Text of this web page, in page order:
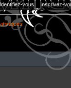
vous Inscrivez-